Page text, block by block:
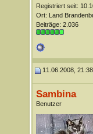
Registriert seit:
Ort: Land
Beiträge: 2.036
11.06.2008, 21:38
Sambina
Benutzer